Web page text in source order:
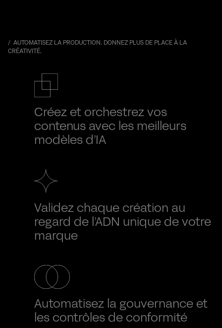
AUTOMATISEZ LA PRODUCTION. DONNEZ PLUS DE PLACE À LA
CRÉATIVITÉ.
Créez et orchestrez vos
contenus avec les meilleurs
modèles d’IA
Validez chaque création au
regard de l’ADN unique de votre
marque
Automatisez la gouvernance et
les contrôles de conformité